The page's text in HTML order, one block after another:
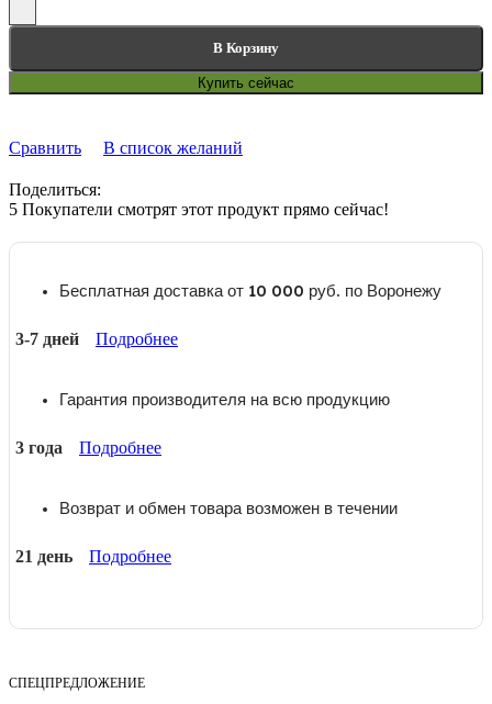
В Корзину
Купить сейчас
Сравнить В список желаний
Поделиться:
5 Покупатели смотрят этот продукт прямо сейчас!
Бесплатная доставка от 10 000 руб. по Воронежу
3-7 дней Подробнее
Гарантия производителя на всю продукцию
3 года Подробнее
Возврат и обмен товара возможен в течении
21 день Подробнее
СПЕЦПРЕДЛОЖЕНИЕ